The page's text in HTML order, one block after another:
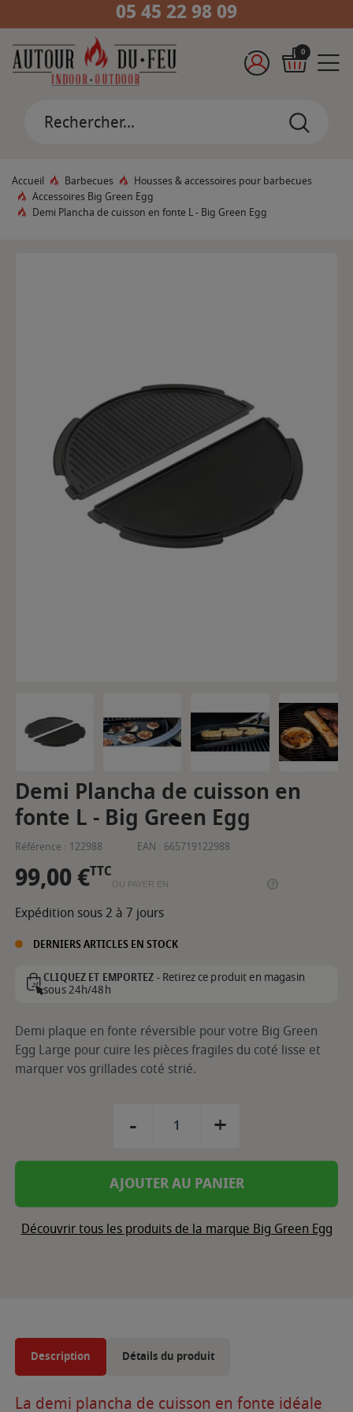
05 45 22 98 09
0
Accueil Barbecues
Housses & accessoires pour barbecues
Accessoires Big Green Egg
Demi Plancha de cuisson en fonte L - Big Green Egg
Demi Plancha de cuisson en
fonte L - Big Green Egg
Référence : 122988 EAN : 665719122988
99,00 €TTC
OU PAYER EN
Expédition sous 2 à 7 jours
DERNIERS ARTICLES EN STOCK
CLIQUEZ ET EMPORTEZ -Retirez ce produit en magasin
sous 24h/48h
Demi plaque en fonte réversible pour votre Big Green
Egg Large pour cuire les pièces fragiles du coté lisse et
marquer vos grillades coté strié.
- +
AJOUTER AU PANIER
Découvrir tous les produits de la marque Big Green Egg
Description Détails du produit
La demi plancha de cuisson en fonte idéale